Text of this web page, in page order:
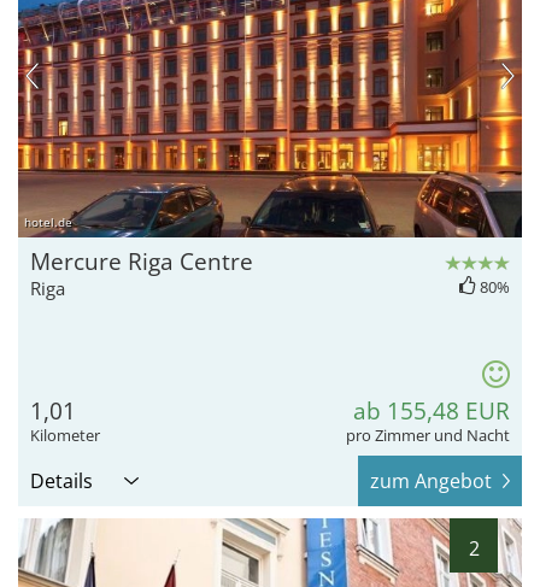
hotel.de
Mercure Riga Centre
Riga 80%
1,01
Kilometer
ab 155,48 EUR
pro Zimmer und Nacht
Details zum Angebot
2